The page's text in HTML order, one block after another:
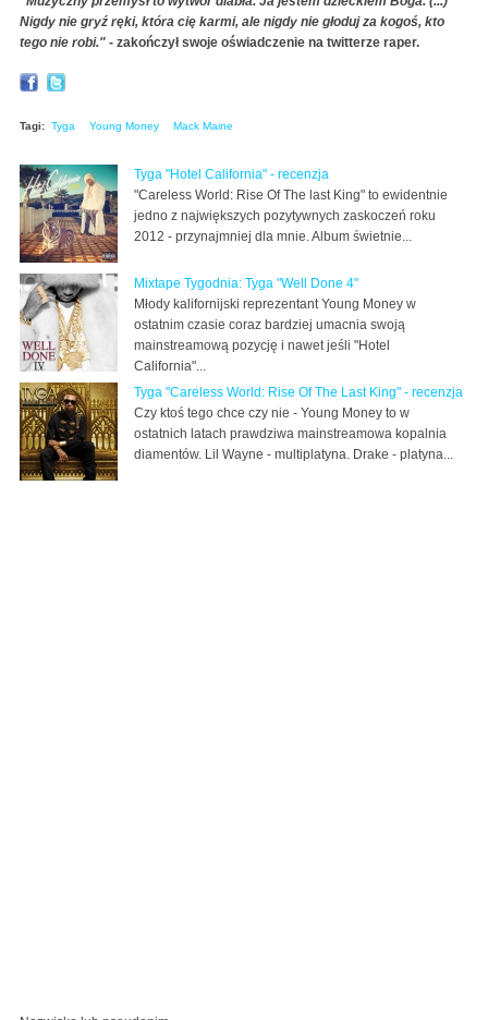
Nigdy nie gryź ręki, która cię karmi, ale nigdy nie głoduj za kogoś, kto
tego nie robi." - zakończył swoje oświadczenie na twitterze raper.
Tagi: Tyga Young Money Mack Maine
Tyga "Hotel California" - recenzja
"Careless World: Rise Of The last King" to ewidentnie
jedno z największych pozytywnych zaskoczeń roku
2012 - przynajmniej dla mnie. Album świetnie...
Mixtape Tygodnia: Tyga "Well Done 4"
Młody kalifornijski reprezentant Young Money w
ostatnim czasie coraz bardziej umacnia swoją
mainstreamową pozycję i nawet jeśli "Hotel
California"...
Tyga "Careless World: Rise Of The Last King" - recenzja
Czy ktoś tego chce czy nie - Young Money to w
ostatnich latach prawdziwa mainstreamowa kopalnia
diamentów. Lil Wayne - multiplatyna. Drake - platyna...